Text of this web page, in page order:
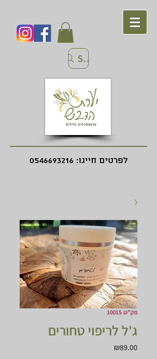
Search
לפרטים חייגו: 0546693216
מק"ט: 10015
ג'ל לריפוי טחורים
₪89.00